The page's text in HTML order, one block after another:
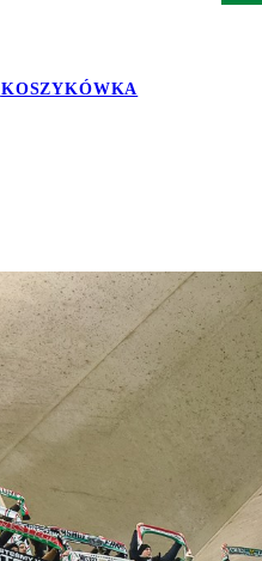
KOSZYKÓWKA